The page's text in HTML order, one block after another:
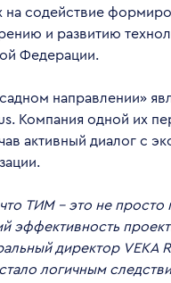
на содействие
и развитию
Федерации.
направлении»
Компания одной их
активный диалог с
ТИМ – это не
директор VEKA
логичным